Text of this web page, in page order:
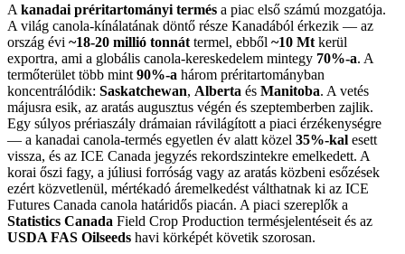
A kanadai préritartományi termés a piac első számú mozgatója.
A világ canola-kínálatának döntő része Kanadából érkezik — az
ország évi ~18-20 millió tonnát termel, ebből ~10 Mt kerül
exportra, ami a globális canola-kereskedelem mintegy 70%-a. A
termőterület több mint 90%-a három préritartományban
koncentrálódik: Saskatchewan, Alberta és Manitoba. A vetés
májusra esik, az aratás augusztus végén és szeptemberben zajlik.
Egy súlyos prériaszály drámaian rávilágított a piaci érzékenységre
— a kanadai canola-termés egyetlen év alatt közel 35%-kal esett
vissza, és az ICE Canada jegyzés rekordszintekre emelkedett. A
korai őszi fagy, a júliusi forróság vagy az aratás közbeni esőzések
ezért közvetlenül, mértékadó áremelkedést válthatnak ki az ICE
Futures Canada canola határidős piacán. A piaci szereplők a
Statistics Canada Field Crop Production termésjelentéseit és az
USDA FAS Oilseeds havi körképét követik szorosan.